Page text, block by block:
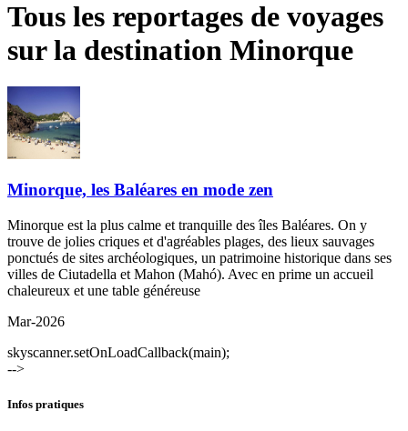
Tous les reportages de voyages
sur la destination Minorque
Minorque, les Baléares en mode zen
Minorque est la plus calme et tranquille des îles Baléares. On y
trouve de jolies criques et d'agréables plages, des lieux sauvages
ponctués de sites archéologiques, un patrimoine historique dans ses
villes de Ciutadella et Mahon (Mahó). Avec en prime un accueil
chaleureux et une table généreuse
Mar-2026
skyscanner.setOnLoadCallback(main);
-->
Infos pratiques